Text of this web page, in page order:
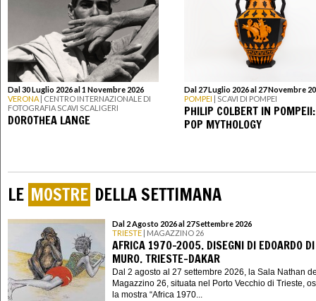
Dal 30 Luglio 2026 al 1 Novembre 2026
VERONA | CENTRO INTERNAZIONALE DI
FOTOGRAFIA SCAVI SCALIGERI
DOROTHEA LANGE
Dal 27 Luglio 2026 al 27 Novembre
POMPEI | SCAVI DI POMPEI
PHILIP COLBERT IN POMPEII:
POP MYTHOLOGY
LE MOSTRE DELLA SETTIMANA
Dal 2 Agosto 2026 al 27 Settembre 2026
TRIESTE | MAGAZZINO 26
AFRICA 1970-2005. DISEGNI DI EDOARDO DI
MURO. TRIESTE-DAKAR
Dal 2 agosto al 27 settembre 2026, la Sala Nathan
Magazzino 26, situata nel Porto Vecchio di Trieste,
la mostra “Africa 1970...